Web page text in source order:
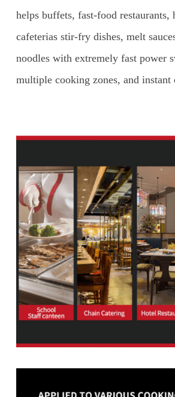
helps buffets, fast-food restaurants,
cafeterias stir-fry dishes, melt
noodles with extremely fast power
multiple cooking zones, and instant